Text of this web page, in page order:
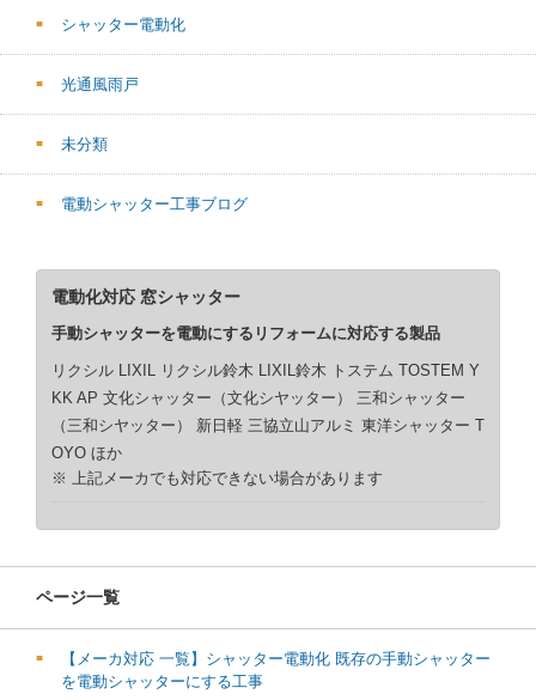
シャッター電動化
光通風雨戸
未分類
電動シャッター工事ブログ
電動化対応 窓シャッター
手動シャッターを電動にするリフォームに対応する製品
リクシル LIXIL リクシル鈴木 LIXIL鈴木 トステム TOSTEM Y
KK AP 文化シャッター（文化シヤッター） 三和シャッター
（三和シヤッター） 新日軽 三協立山アルミ 東洋シャッター T
OYO ほか
※ 上記メーカでも対応できない場合があります
ページ一覧
【メーカ対応 一覧】シャッター電動化 既存の手動シャッター
を電動シャッターにする工事